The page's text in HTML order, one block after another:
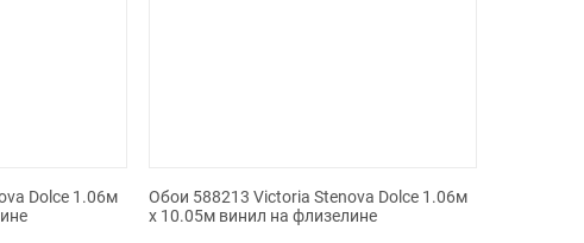
Dolce 1.06м
Обои 588213 Victoria Stenova Dolce 1.06м
x 10.05м винил на флизелине